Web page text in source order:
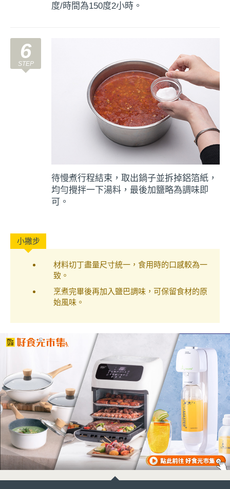
度/時間為150度2小時。
6
待慢煮行程結束，取出鍋子並拆掉鋁箔紙，
均勻攪拌一下湯料，最後加鹽略為調味即
可。
材料切丁盡量尺寸統一，食用時的口感較為一
致。
烹煮完畢後再加入鹽巴調味，可保留食材的原
始風味。